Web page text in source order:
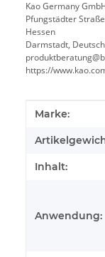
Kao Germany
Pfungstädter
Hessen
Darmstadt,
https://
Wert
Marke:
Inhalt:
Anwendung: